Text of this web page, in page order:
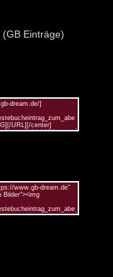
(GB Einträge)